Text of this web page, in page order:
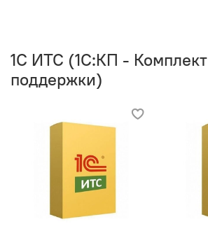
1C ИТС (1С:КП - Комплект
поддержки)